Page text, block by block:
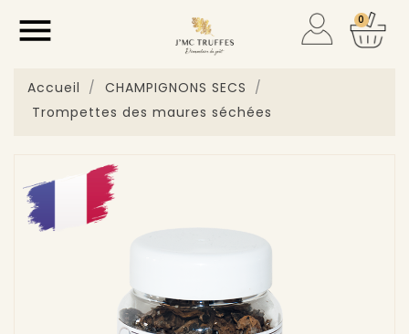
 0
Accueil
CHAMPIGNONS SECS
Trompettes des maures séchées